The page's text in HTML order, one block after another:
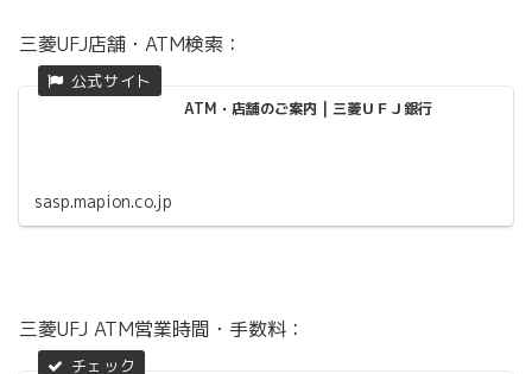
三菱UFJ店舗・ATM検索：
ATM・店舗のご案内 | 三菱ＵＦＪ銀行
sasp.mapion.co.jp
三菱UFJ ATM営業時間・手数料：